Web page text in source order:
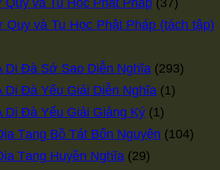
và Tu Học Phật Pháp (37)
Quy và Tu Học Phật Pháp (tách tập)
Di Đà Sớ Sao Diễn Nghĩa (293)
Di Đà Yếu Giải Diễn Nghĩa (1)
Di Đà Yếu Giải Giảng Ký (1)
Tạng Bồ Tát Bổn Nguyện (104)
Tạng Huyền Nghĩa (29)